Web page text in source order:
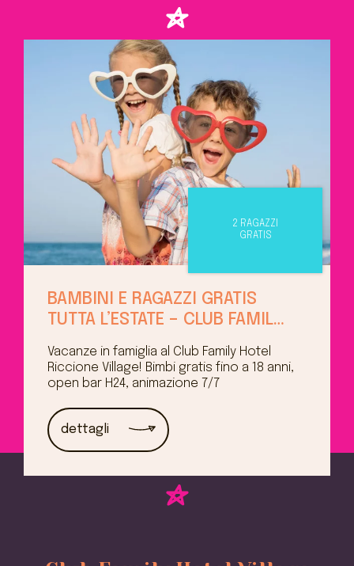
BAMBINI E RAGAZZI GRATIS
TUTTA L’ESTATE – CLUB FAMILY
Vacanze in famiglia al Club Family Hotel
Riccione Village! Bimbi gratis fino a 18 anni,
open bar H24, animazione 7/7
dettagli
2 RAGAZZI
GRATIS